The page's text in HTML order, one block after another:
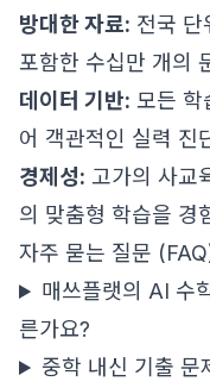
방대한 자료: 전국 단
포함한 수십만 개의
데이터 기반: 모든 학
어 객관적인 실력 진
경제성: 고가의 사교
의 맞춤형 학습을 경
자주 묻는 질문
매쓰플랫의 AI 수
른가요?
중학 내신 기출 문